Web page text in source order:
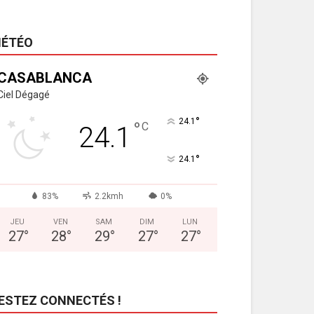
Dégagé
24.1 °C 24.1 °
24.1 °
83% 2.2kmh 0%
JEU
27°
VEN
28°
SAM
29°
DIM
27°
LUN
27°
CONNECTÉS !